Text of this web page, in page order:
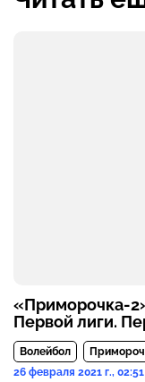
«Приморочка-
Первой лиги.
Волейбол
26 февраля 2021 г., 02:51